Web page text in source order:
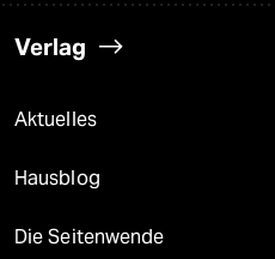
Verlag
Aktuelles
Hausblog
Die Seitenwende